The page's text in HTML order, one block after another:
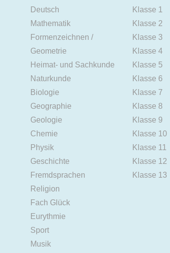
Deutsch
Mathematik
Formenzeichnen /
Geometrie
Heimat- und Sachkunde
Naturkunde
Biologie
Geographie
Geologie
Chemie
Physik
Geschichte
Fremdsprachen
Religion
Fach Glück
Eurythmie
Sport
Musik
Klasse 1
Klasse 2
Klasse 3
Klasse 4
Klasse 5
Klasse 6
Klasse 7
Klasse 8
Klasse 9
Klasse 10
Klasse 11
Klasse 12
Klasse 13